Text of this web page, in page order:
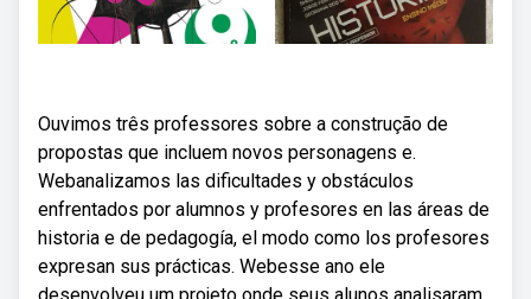
Ouvimos três professores sobre a construção de
propostas que incluem novos personagens e.
Webanalizamos las dificultades y obstáculos
enfrentados por alumnos y profesores en las áreas de
historia e de pedagogía, el modo como los profesores
expresan sus prácticas. Webesse ano ele